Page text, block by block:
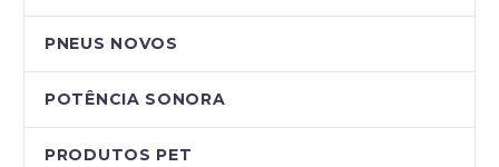
PNEUS NOVOS
POTÊNCIA SONORA
PRODUTOS PET